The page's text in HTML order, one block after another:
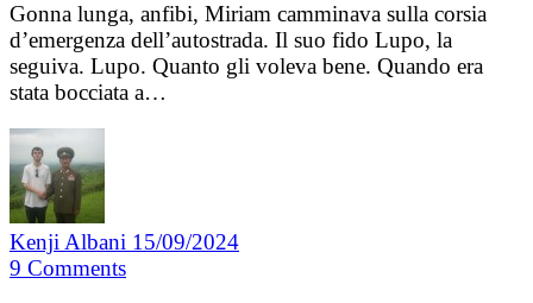
Gonna lunga, anfibi, Miriam camminava sulla corsia
d’emergenza dell’autostrada. Il suo fido Lupo, la
seguiva. Lupo. Quanto gli voleva bene. Quando era
stata bocciata a…
Kenji Albani 15/09/2024
9 Comments